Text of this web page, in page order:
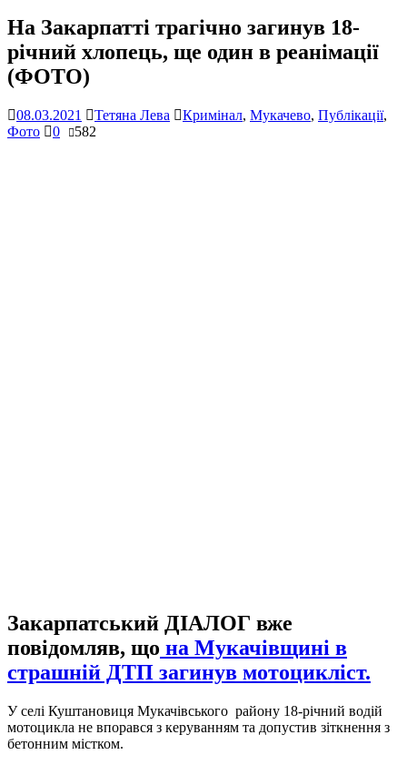
На Закарпатті трагічно загинув 18-
річний хлопець, ще один в реанімації
(ФОТО)
08.03.2021 Тетяна Лева Кримінал, Мукачево, Публікації,
Фото
0 582
Закарпатський ДІАЛОГ вже
повідомляв, що на Мукачівщині в
страшній ДТП загинув мотоцикліст.
У селі Куштановиця Мукачівського району 18-річний водій
мотоцикла не впорався з керуванням та допустив зіткнення з
бетонним містком.